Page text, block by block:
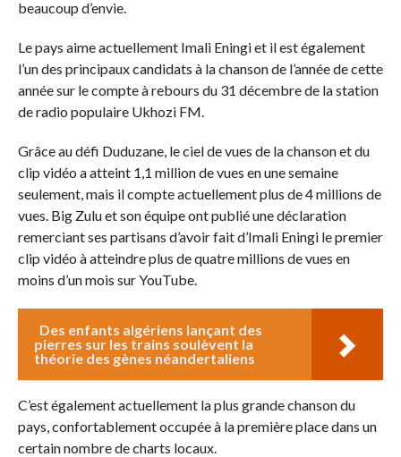
beaucoup d’envie.
Le pays aime actuellement Imali Eningi et il est également
l’un des principaux candidats à la chanson de l’année de cette
année sur le compte à rebours du 31 décembre de la station
de radio populaire Ukhozi FM.
Grâce au défi Duduzane, le ciel de vues de la chanson et du
clip vidéo a atteint 1,1 million de vues en une semaine
seulement, mais il compte actuellement plus de 4 millions de
vues. Big Zulu et son équipe ont publié une déclaration
remerciant ses partisans d’avoir fait d’Imali Eningi le premier
clip vidéo à atteindre plus de quatre millions de vues en
moins d’un mois sur YouTube.
Des enfants algériens lançant des
pierres sur les trains soulèvent la
théorie des gènes néandertaliens
C’est également actuellement la plus grande chanson du
pays, confortablement occupée à la première place dans un
certain nombre de charts locaux.